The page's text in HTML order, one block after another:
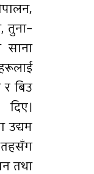
तुना–
बिउ
उद्यम
तथा